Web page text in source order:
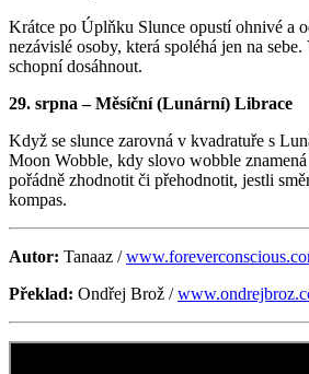
Krátce po Úplňku Slunce opustí ohnivé a
nezávislé osoby, která spoléhá jen na
schopní dosáhnout.
29. srpna – Měsíční (Lunární) Librace
Když se slunce zarovná v kvadratuře s
Moon Wobble, kdy slovo wobble
pořádně zhodnotit či přehodnotit, jestli
kompas.
Autor: Tanaaz /
Překlad: Ondřej Brož /